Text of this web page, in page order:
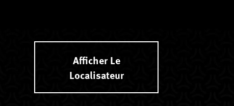
Afficher Le
Localisateur